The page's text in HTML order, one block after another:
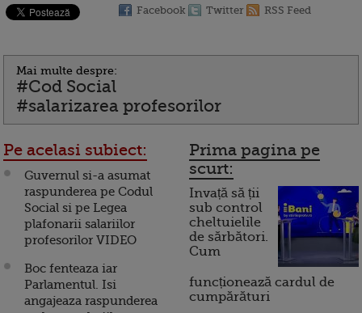
Facebook Twitter RSS Feed
Mai multe despre:
#Cod Social
#salarizarea profesorilor
Pe acelasi subiect:
Guvernul si-a asumat
raspunderea pe Codul
Social si pe Legea
plafonarii salariilor
profesorilor VIDEO
Boc fenteaza iar
Parlamentul. Isi
angajeaza raspunderea
Prima pagina pe
scurt:
Invață să ții
sub control
cheltuielile
de sărbători.
Cum
funcționează cardul de
cumpărături